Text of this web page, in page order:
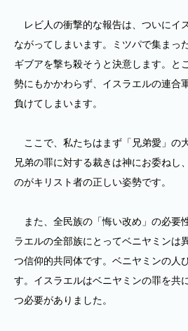
レビ人の衝撃的な報告は、ついにイ
ながってしまいます。ミツパで集まっ
ギブアを撃ち殺そうと決意します。と
勢にもかかわらず、イスラエルの連合
負けてしまいます。
ここで、私たちはまず「兄弟愛」の
兄弟の罪に対する裁きは神にお委ねし
のがキリスト者の正しい姿勢です。
また、全民族の「悔い改め」の必要
ラエルの全部族にとってベニヤミンは
つ信仰的共同体です。ベニヤミンの人
す。イスラエルはベニヤミンの罪を共
つ必要がありました。